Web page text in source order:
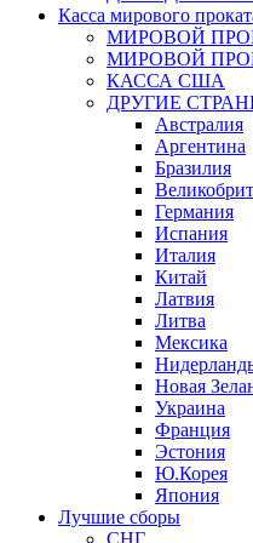
Касса мирового
МИРОВОЙ
МИРОВОЙ
КАССА США
ДРУГИЕ
Австралия
Аргентина
Бразилия
Германия
Испания
Италия
Китай
Латвия
Литва
Мексика
Новая
Украина
Франция
Эстония
Ю.Корея
Япония
Лучшие сборы
СНГ